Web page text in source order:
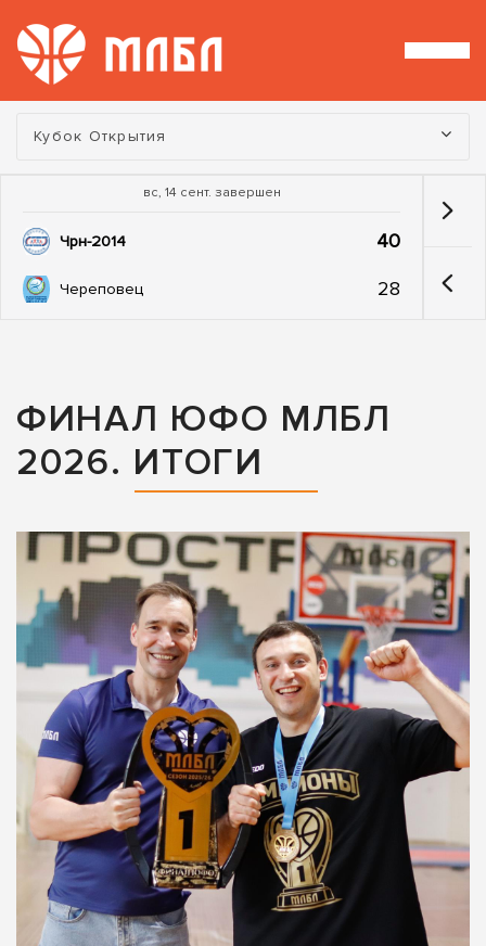
Турнир:
Кубок Открытия
вс, 14 сент. завершен
Чрн-2014 40
Череповец 28
ФИНАЛ ЮФО МЛБЛ
2026. ИТОГИ